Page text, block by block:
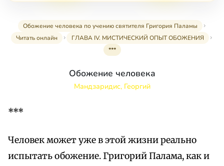
Обожение человека по учению святителя Григория Паламы
Читать онлайн
ГЛАВА IV. МИСТИЧЕСКИЙ ОПЫТ ОБОЖЕНИЯ
***
Обожение человека
Мандзаридис, Георгий
***
Человек может уже в этой жизни реально
испытать обожение. Григорий Палама, как и